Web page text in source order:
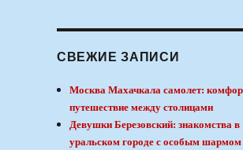
СВЕЖИЕ ЗАПИСИ
Москва Махачкала самолет:
путешествие между столицами
Девушки Березовский: знакомства в
уральском городе с особым шармом